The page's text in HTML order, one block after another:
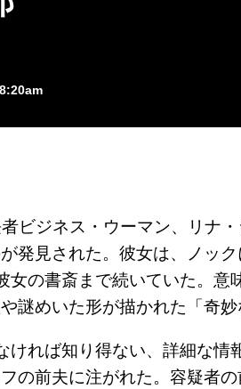
ビジネス・ウーマン、リナ
発見された。彼女は、ノッ
女の書斎まで続いていた。意
謎めいた形が描かれた「奇
ければ知り得ない、詳細な情
の前夫に注がれた。容疑者